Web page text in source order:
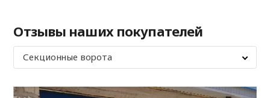
Отзывы наших покупателей
Секционные ворота